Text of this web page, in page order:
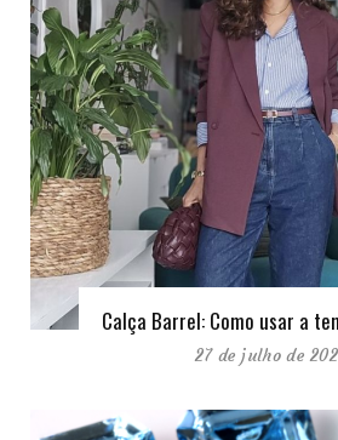
Calça Barrel: Como usar a
27 de julho de